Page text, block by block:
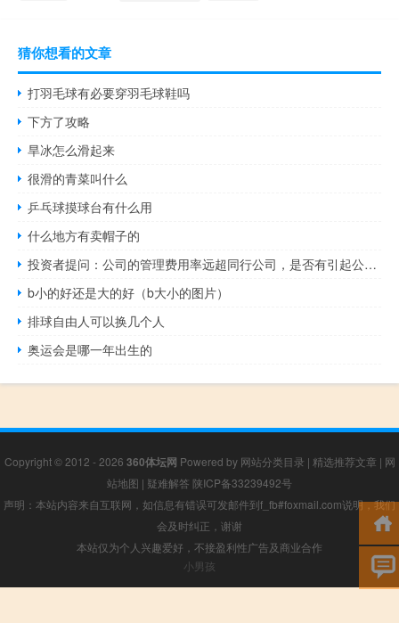
猜你想看的文章
打羽毛球有必要穿羽毛球鞋吗
下方了攻略
旱冰怎么滑起来
很滑的青菜叫什么
乒乓球摸球台有什么用
什么地方有卖帽子的
投资者提问：公司的管理费用率远超同行公司，是否有引起公司领导的重视，是否有...
b小的好还是大的好（b大小的图片）
排球自由人可以换几个人
奥运会是哪一年出生的
Copyright © 2012 - 2026 360体坛网 Powered by 网站分类目录 | 精选推荐文章 | 网
站地图 | 疑难解答 陕ICP备33239492号
声明：本站内容来自互联网，如信息有错误可发邮件到f_fb#foxmail.com说明，我们
会及时纠正，谢谢
本站仅为个人兴趣爱好，不接盈利性广告及商业合作
小男孩